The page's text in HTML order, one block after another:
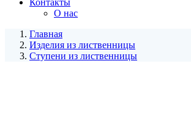
О нас
Главная
Изделия из лиственницы
Ступени из лиственницы